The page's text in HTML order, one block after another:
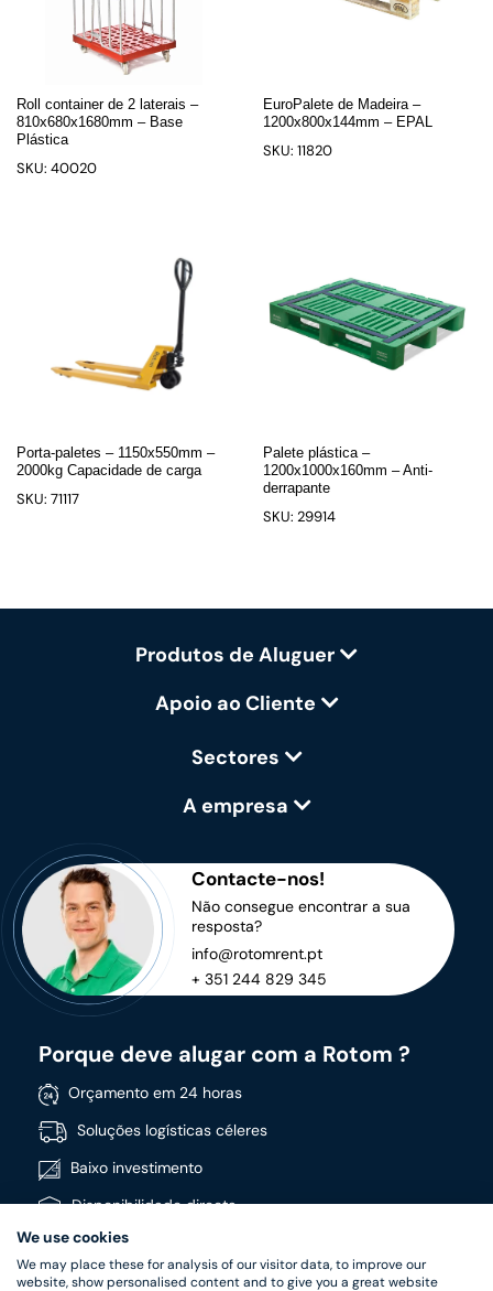
Roll container de 2 laterais –
810x680x1680mm – Base
Plástica
SKU: 40020
EuroPalete de Madeira –
1200x800x144mm – EPAL
SKU: 11820
Porta-paletes – 1150x550mm –
2000kg Capacidade de carga
SKU: 71117
Palete plástica –
1200x1000x160mm – Anti-
derrapante
SKU: 29914
Produtos de Aluguer
Apoio ao Cliente
Sectores
A empresa
Contacte-nos!
Não consegue encontrar a sua
resposta?
info@rotomrent.pt
+ 351 244 829 345
Porque deve alugar com a Rotom ?
Orçamento em 24 horas
Soluções logísticas céleres
Baixo investimento
Disponibilidade directa
Vasta gama de produtos
Produtos de alta qualidade
We use cookies
We may place these for analysis of our visitor data, to improve our
website, show personalised content and to give you a great website